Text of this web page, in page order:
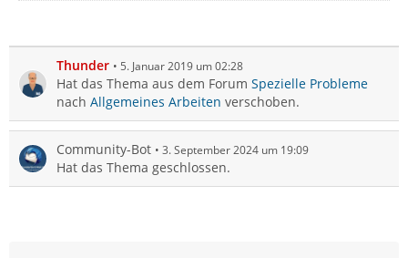
Thunder 5. Januar 2019 um 02:28
Hat das Thema aus dem Forum Spezielle Probleme
nach Allgemeines Arbeiten verschoben.
Community-Bot 3. September 2024 um 19:09
Hat das Thema geschlossen.